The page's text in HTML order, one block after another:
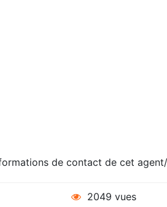
de contact de cet
2049 vues